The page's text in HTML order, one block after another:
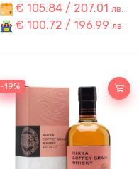
€ 105.84 / 207.01 лв.
€ 100.72 / 196.99 лв.
-19%
-19%